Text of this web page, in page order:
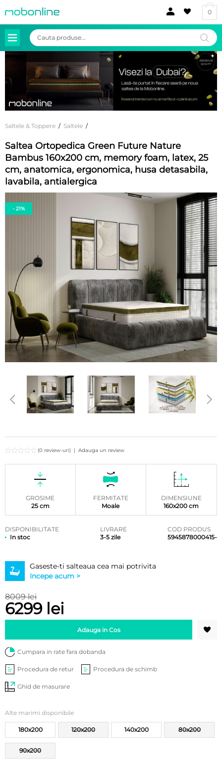
0
Products
search
Saltele & Toppere / Saltele /
Saltea Ortopedica Green Future Nature
Bambus 160x200 cm, memory foam, latex, 25
cm, anatomica, ergonomica, husa detasabila,
lavabila, antialergica
- 21%
(0 review-uri) | Adauga un review
GROSIME
25 cm
FERMITATE
Moale
DIMENSIUNE
160x200 cm
DISPONIBILITATE
In stoc
LIVRARE
3-5 zile
COD PRODUS
5945878000415-
Gaseste-ti salteaua cea mai potrivita
Incepe acum >
8009 lei
6299 lei
Adauga in Cos
Cumpara in rate fara dobanda
Procedura de retur Procedura de schimb
Ghid de masurare
Alte marimi disponibile
180x200 120x200 140x200 80x200
90x200